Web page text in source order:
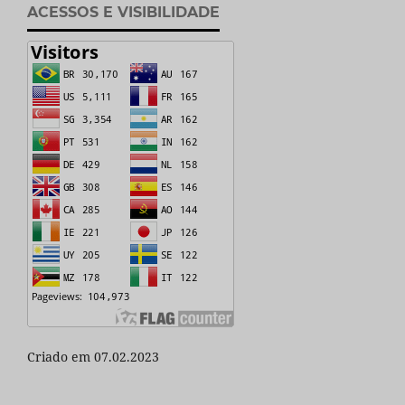
ACESSOS E VISIBILIDADE
Criado em 07.02.2023